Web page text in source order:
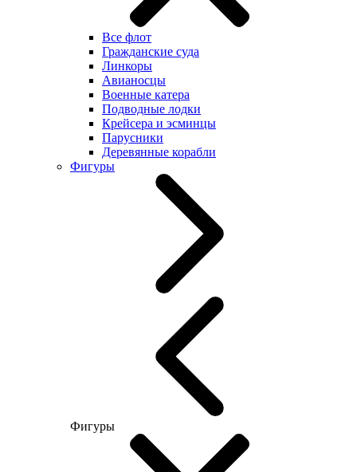
Все флот
Гражданские суда
Линкоры
Авианосцы
Военные катера
Подводные лодки
Крейсера и эсминцы
Парусники
Деревянные корабли
Фигуры
Фигуры